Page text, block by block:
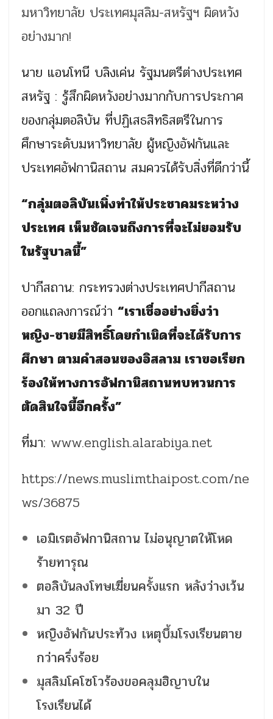
นาย แอนโทนี บลิงเค่น รัฐมนตรีต่างประเทศ
สหรัฐ : รู้สึกผิดหวังอย่างมากกับการประกาศ
ของกลุ่มตอลิบัน ที่ปฏิเสธสิทธิสตรีในการ
ศึกษาระดับมหาวิทยาลัย ผู้หญิงอัฟกันและ
ประเทศอัฟกานิสถาน สมควรได้รับสิ่งที่ดีกว่านี้
“กลุ่มตอลิบันเพิ่งทำให้ประชาคมระหว่าง
ประเทศ เห็นชัดเจนถึงการที่จะไม่ยอมรับ
ในรัฐบาลนี้”
ปากีสถาน: กระทรวงต่างประเทศปากีสถาน
ออกแถลงการณ์ว่า “เราเชื่ออย่างยิ่งว่า
หญิง-ชายมีสิทธิ์โดยกำเนิดที่จะได้รับการ
ศึกษา ตามคำสอนของอิสลาม เราขอเรียก
ร้องให้ทางการอัฟกานิสถานทบทวนการ
ตัดสินใจนี้อีกครั้ง”
ที่มา: www.english.alarabiya.net
https://news.muslimthaipost.com/ne
ws/36875
เอมิเรตอัฟกานิสถาน ไม่อนุญาตให้โหด
ร้ายทารุณ
ตอลิบันลงโทษเฆี่ยนครั้งแรก หลังว่างเว้น
มา 32 ปี
หญิงอัฟกันประท้วง เหตุบึ้มโรงเรียนตาย
กว่าครึ่งร้อย
มุสลิมโคโซโวร้องขอคลุมฮิญาบใน
โรงเรียนได้